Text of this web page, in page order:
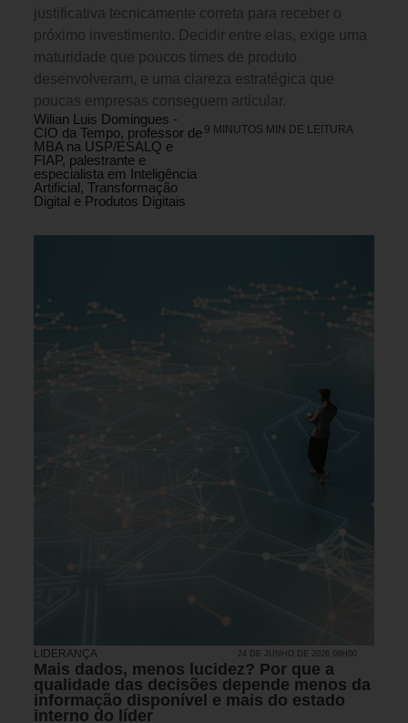
justificativa tecnicamente correta para receber o
próximo investimento. Decidir entre elas, exige uma
maturidade que poucos times de produto
desenvolveram, e uma clareza estratégica que
poucas empresas conseguem articular.
Wilian Luis Domingues -
CIO da Tempo, professor de
MBA na USP/ESALQ e
FIAP, palestrante e
especialista em Inteligência
Artificial, Transformação
Digital e Produtos Digitais
9 MINUTOS MIN DE LEITURA
LIDERANÇA 24 DE JUNHO DE 2026 08H00
Mais dados, menos lucidez? Por que a
qualidade das decisões depende menos da
informação disponível e mais do estado
interno do líder